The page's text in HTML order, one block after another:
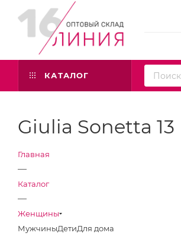
КАТАЛОГ
Giulia Sonetta 13
Главная
—
Каталог
—
Женщины
МужчиныДетиДля дома